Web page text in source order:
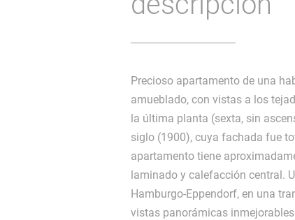
Precioso apartamento de una
amueblado, con vistas a los
la última planta (sexta, sin
siglo (1900), cuya fachada fue
apartamento tiene
laminado y calefacción central.
Hamburgo-Eppendorf, en una
vistas panorámicas